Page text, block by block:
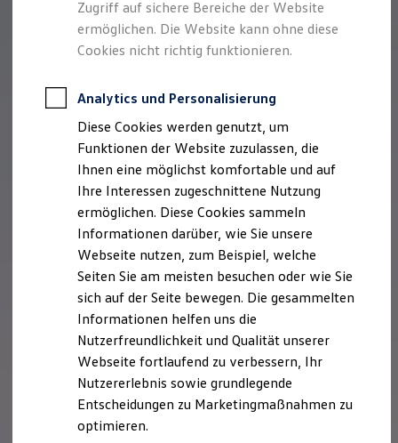
Für Privatkunden
Für Gewerbekunden
Profi Paket
ProfiPartner für Gebrauchtwagen
Finanzierung
Für Privatkunden
Für Gewerbekunden
Leasing
Für Privatkunden
Für Gewerbekunden
Versicherungen & Garantien
Garantien
Kfz-Versicherung für Nutzfahrzeuge
Restschuldversicherung
Wartungsverträge
Besitzer & Service
Reparatur & Service
Sommer-Special
Reparatur, Pflege & Inspektion
Servicetermin anfragen
Service-Vorteile bei Volkswagen Nutzfahrzeuge
ServicePlus
Economy Service
Räder & Reifen Service
Zugriff auf sichere Bereiche der Website
ermöglichen. Die Website kann ohne diese
Cookies nicht richtig funktionieren.
Analytics und Personalisierung
Diese Cookies werden genutzt, um
Funktionen der Website zuzulassen, die
Ihnen eine möglichst komfortable und auf
Ihre Interessen zugeschnittene Nutzung
ermöglichen. Diese Cookies sammeln
Informationen darüber, wie Sie unsere
Webseite nutzen, zum Beispiel, welche
Seiten Sie am meisten besuchen oder wie Sie
sich auf der Seite bewegen. Die gesammelten
Informationen helfen uns die
Nutzerfreundlichkeit und Qualität unserer
Webseite fortlaufend zu verbessern, Ihr
Nutzererlebnis sowie grundlegende
Entscheidungen zu Marketingmaßnahmen zu
optimieren.